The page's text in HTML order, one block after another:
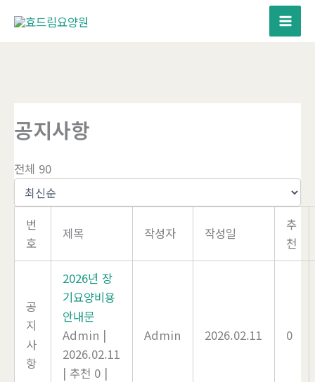
공지사항
전체 90
번
호
제목 작성자 작성일
추
천
공
지
사
항
2026년 장
기요양비용
안내문
Admin |
2026.02.11
| 추천 0 |
Admin 2026.02.11 0